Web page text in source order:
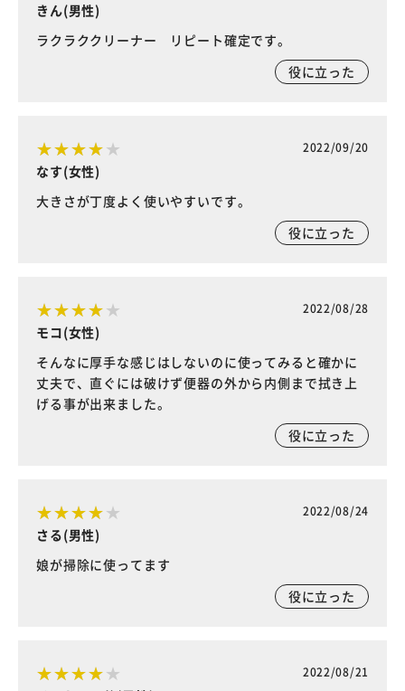
きん(男性)
ラクラククリーナー リピート確定です。
役に立った
2022/09/20
なす(女性)
大きさが丁度よく使いやすいです。
役に立った
2022/08/28
モコ(女性)
そんなに厚手な感じはしないのに使ってみると確かに
丈夫で、直ぐには破けず便器の外から内側まで拭き上
げる事が出来ました。
役に立った
2022/08/24
さる(男性)
娘が掃除に使ってます
役に立った
2022/08/21